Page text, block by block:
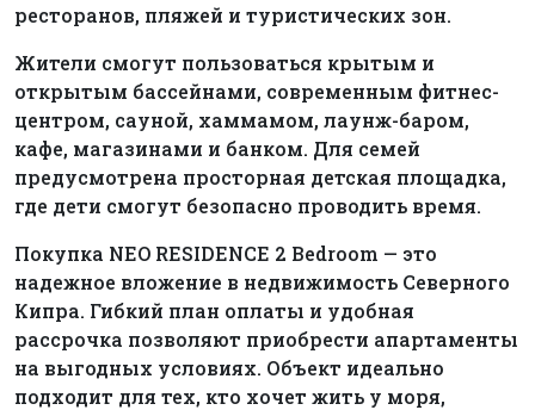
ресторанов, пляжей и туристических зон.
Жители смогут пользоваться крытым и
открытым бассейнами, современным фитнес-
центром, сауной, хаммамом, лаунж-баром,
кафе, магазинами и банком. Для семей
предусмотрена просторная детская площадка,
где дети смогут безопасно проводить время.
Покупка NEO RESIDENCE 2 Bedroom — это
надежное вложение в недвижимость Северного
Кипра. Гибкий план оплаты и удобная
рассрочка позволяют приобрести апартаменты
на выгодных условиях. Объект идеально
подходит для тех, кто хочет жить у моря,